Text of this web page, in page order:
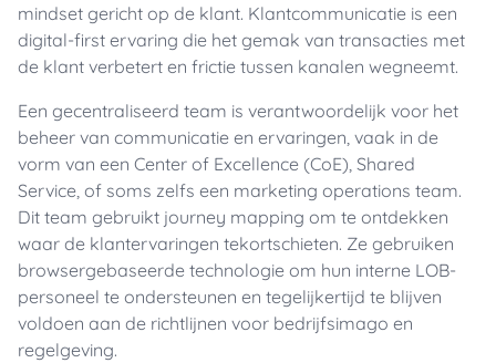
mindset gericht op de klant. Klantcommunicatie is een
digital-first ervaring die het gemak van transacties met
de klant verbetert en frictie tussen kanalen wegneemt.
Een gecentraliseerd team is verantwoordelijk voor het
beheer van communicatie en ervaringen, vaak in de
vorm van een Center of Excellence (CoE), Shared
Service, of soms zelfs een marketing operations team.
Dit team gebruikt journey mapping om te ontdekken
waar de klantervaringen tekortschieten. Ze gebruiken
browsergebaseerde technologie om hun interne LOB-
personeel te ondersteunen en tegelijkertijd te blijven
voldoen aan de richtlijnen voor bedrijfsimago en
regelgeving.